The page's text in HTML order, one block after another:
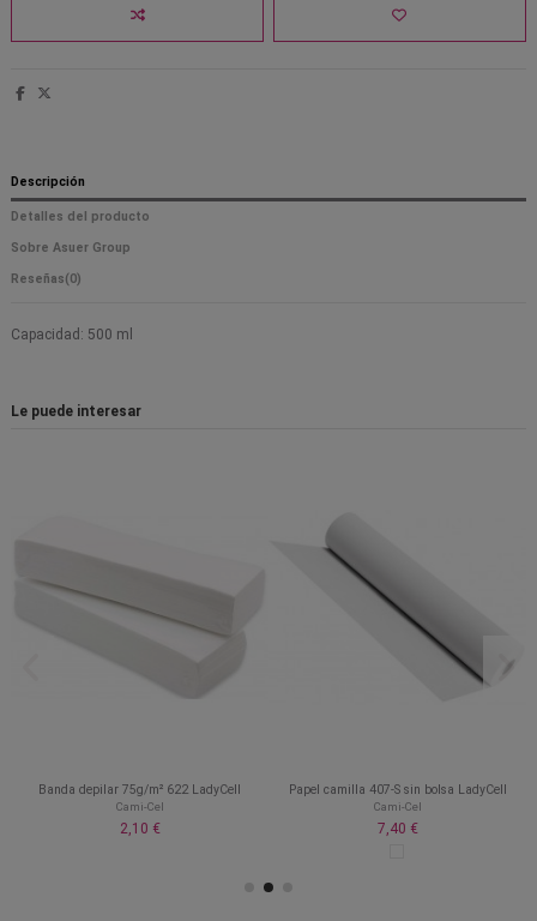
Descripción
Detalles del producto
Sobre Asuer Group
Reseñas(0)
Capacidad: 500 ml
Le puede interesar
Banda depilar 75g/m² 622 LadyCell
Cami-Cel
2,10 €
Papel camilla 407-S sin bolsa LadyCell
Cami-Cel
7,40 €